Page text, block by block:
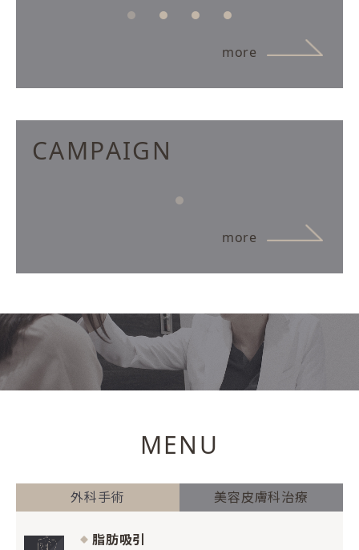
more
CAMPAIGN
more
MENU
外科手術 美容皮膚科治療
脂肪吸引